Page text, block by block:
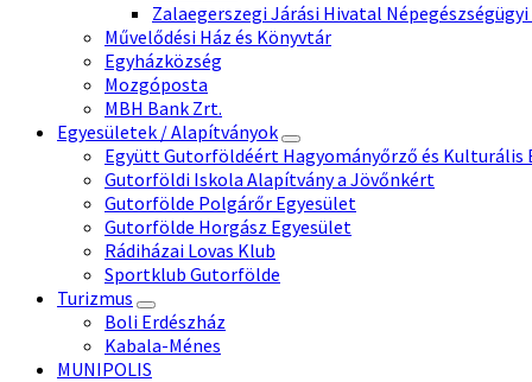
Zalaegerszegi Járási Hivatal
Művelődési Ház és Könyvtár
Egyházközség
Mozgóposta
MBH Bank Zrt.
Egyesületek / Alapítványok
Együtt Gutorföldéért Hagyományőrző és Kulturális
Gutorföldi Iskola Alapítvány a Jövőnkért
Gutorfölde Polgárőr Egyesület
Gutorfölde Horgász Egyesület
Rádiházai Lovas Klub
Sportklub Gutorfölde
Turizmus
Boli Erdészház
Kabala-Ménes
MUNIPOLIS